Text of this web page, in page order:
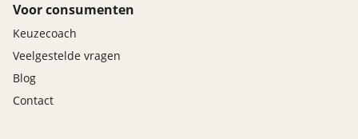
Voor consumenten
Keuzecoach
Veelgestelde vragen
Blog
Contact